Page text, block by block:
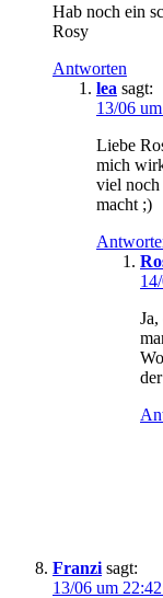
Hab noch ein
Rosy
Antworten
lea sagt:
13/06
Liebe
mich
viel noch
macht ;)
Franzi sagt:
13/06 um